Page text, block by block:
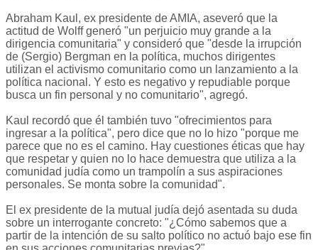
Abraham Kaul, ex presidente de AMIA, aseveró que la
actitud de Wolff generó "un perjuicio muy grande a la
dirigencia comunitaria" y consideró que "desde la irrupción
de (Sergio) Bergman en la política, muchos dirigentes
utilizan el activismo comunitario como un lanzamiento a la
política nacional. Y esto es negativo y repudiable porque
busca un fin personal y no comunitario", agregó.
Kaul recordó que él también tuvo "ofrecimientos para
ingresar a la política", pero dice que no lo hizo "porque me
parece que no es el camino. Hay cuestiones éticas que hay
que respetar y quien no lo hace demuestra que utiliza a la
comunidad judía como un trampolín a sus aspiraciones
personales. Se monta sobre la comunidad".
El ex presidente de la mutual judía dejó asentada su duda
sobre un interrogante concreto: "¿Cómo sabemos que a
partir de la intención de su salto político no actuó bajo ese fin